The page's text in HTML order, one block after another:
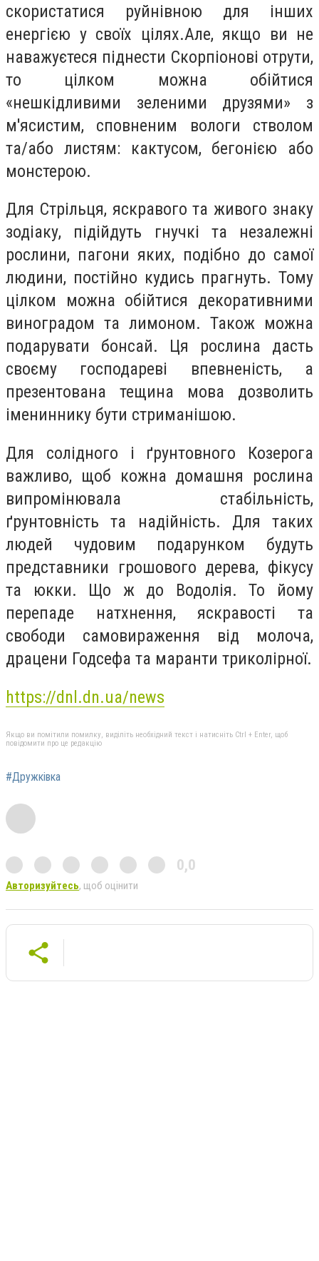
скористатися руйнівною для інших
енергією у своїх цілях.Але, якщо ви не
наважуєтеся піднести Скорпіонові отрути,
то цілком можна обійтися
«нешкідливими зеленими друзями» з
м'ясистим, сповненим вологи стволом
та/або листям: кактусом, бегонією або
монстерою.
Для Стрільця, яскравого та живого знаку
зодіаку, підійдуть гнучкі та незалежні
рослини, пагони яких, подібно до самої
людини, постійно кудись прагнуть. Тому
цілком можна обійтися декоративними
виноградом та лимоном. Також можна
подарувати бонсай. Ця рослина дасть
своєму господареві впевненість, а
презентована тещина мова дозволить
імениннику бути стриманішою.
Для солідного і ґрунтовного Козерога
важливо, щоб кожна домашня рослина
випромінювала стабільність,
ґрунтовність та надійність. Для таких
людей чудовим подарунком будуть
представники грошового дерева, фікусу
та юкки. Що ж до Водолія. То йому
перепаде натхнення, яскравості та
свободи самовираження від молоча,
драцени Годсефа та маранти триколірної.
https://dnl.dn.ua/news
Якщо ви помітили помилку, виділіть необхідний текст і натисніть Ctrl + Enter, щоб
повідомити про це редакцію
#Дружкiвка
0,0
Авторизуйтесь, щоб оцінити